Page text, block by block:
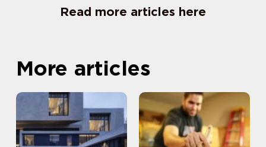
Read more articles here
More articles